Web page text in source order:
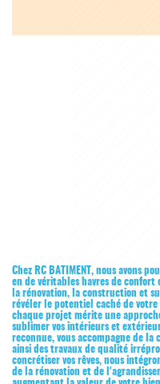
Chez RC BATIMENT, nous avons
en de véritables havres de
la rénovation, la construction et
révéler le potentiel caché de
chaque projet mérite une
sublimer vos intérieurs et
reconnue, vous accompagne de
ainsi des travaux de qualité
concrétiser vos rêves, nous
de la rénovation et de